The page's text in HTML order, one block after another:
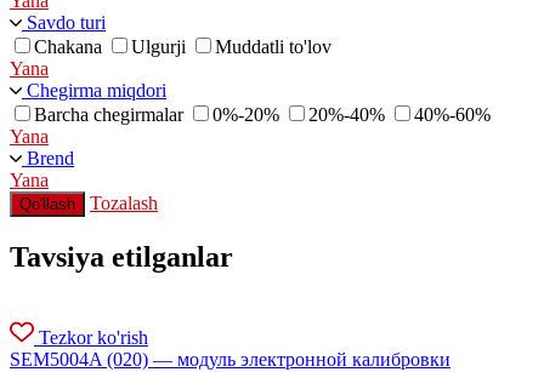
Savdo turi
Chakana
Ulgurji
Muddatli to'lov
Yana
Chegirma miqdori
Barcha chegirmalar
0%-20% 20%-40%
40%-60%
Yana
Brend
Yana
Qo'llash Tozalash
Tavsiya etilganlar
Tezkor ko'rish
SEM5004A (020) — модуль электронной калибровки